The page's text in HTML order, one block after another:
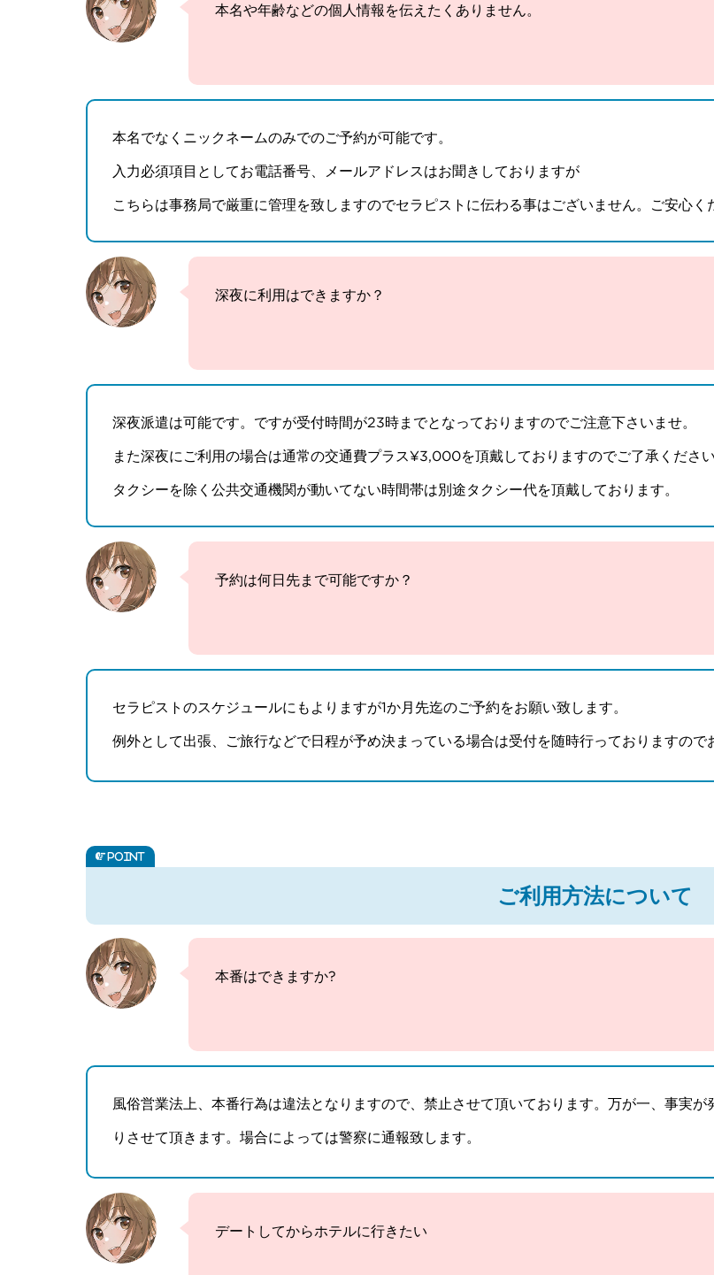
本名や年齢などの個人情報を伝えたくありません。
本名でなくニックネームのみでのご予約が可能です。
入力必須項目としてお電話番号、メールアドレスはお聞きしておりますが
こちらは事務局で厳重に管理を致しますのでセラピストに伝わる事はございません。ご安心く
深夜に利用はできますか？
深夜派遣は可能です。ですが受付時間が23時までとなっておりますのでご注意下さいませ。
また深夜にご利用の場合は通常の交通費プラス¥3,000を頂戴しておりますのでご了承ください
タクシーを除く公共交通機関が動いてない時間帯は別途タクシー代を頂戴しております。
予約は何日先まで可能ですか？
セラピストのスケジュールにもよりますが1か月先迄のご予約をお願い致します。
例外として出張、ご旅行などで日程が予め決まっている場合は受付を随時行っておりますので
ご利用方法について
本番はできますか?
風俗営業法上、本番行為は違法となりますので、禁止させて頂いております。万が一、事実
りさせて頂きます。場合によっては警察に通報致します。
デートしてからホテルに行きたい